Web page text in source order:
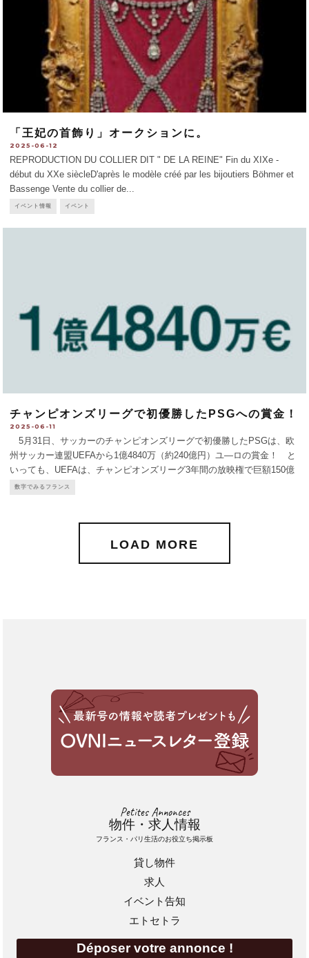
「王妃の首飾り」オークションに。
2025-06-12
REPRODUCTION DU COLLIER DIT " DE LA REINE" Fin du XIXe -
début du XXe siècleD'après le modèle créé par les bijoutiers Böhmer et
Bassenge Vente du collier de
イベント情報 イベント
チャンピオンズリーグで初優勝したPSGへの賞金！
2025-06-11
5月31日、サッカーのチャンピオンズリーグで初優勝したPSGは、欧
州サッカー連盟UEFAから1億4840万（約240億円）ユ―ロの賞金！ と
いっても、UEFAは、チャンピオンズリーグ3年間の放映権で巨額150億
ユーロを得ているので当然といえば当然か。PSGの年予算は8億8800万
数字でみるフランス
LOAD MORE
Petites Annonces
物件・求人情報
フランス・パリ生活のお役立ち掲示板
貸し物件
求人
イベント告知
エトセトラ
Déposer votre annonce !